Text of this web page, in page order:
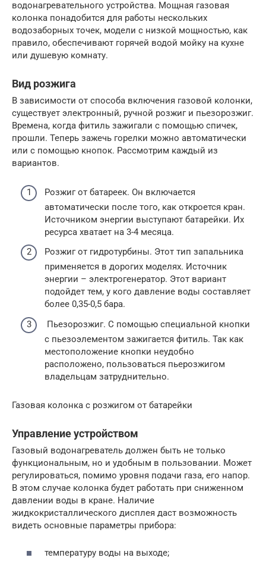
водонагревательного устройства. Мощная газовая
колонка понадобится для работы нескольких
водозаборных точек, модели с низкой мощностью, как
правило, обеспечивают горячей водой мойку на кухне
или душевую комнату.
Вид розжига
В зависимости от способа включения газовой колонки,
существует электронный, ручной розжиг и пьезорозжиг.
Времена, когда фитиль зажигали с помощью спичек,
прошли. Теперь зажечь горелки можно автоматически
или с помощью кнопок. Рассмотрим каждый из
вариантов.
Розжиг от батареек. Он включается
автоматически после того, как откроется кран.
Источником энергии выступают батарейки. Их
ресурса хватает на 3-4 месяца.
Розжиг от гидротурбины. Этот тип запальника
применяется в дорогих моделях. Источник
энергии – электрогенератор. Этот вариант
подойдет тем, у кого давление воды составляет
более 0,35-0,5 бара.
Пьезорозжиг. С помощью специальной кнопки
с пьезоэлементом зажигается фитиль. Так как
местоположение кнопки неудобно
расположено, пользоваться пьерозжигом
владельцам затруднительно.
Газовая колонка с розжигом от батарейки
Управление устройством
Газовый водонагреватель должен быть не только
функциональным, но и удобным в пользовании. Может
регулироваться, помимо уровня подачи газа, его напор.
В этом случае колонка будет работать при сниженном
давлении воды в кране. Наличие
жидкокристаллического дисплея даст возможность
видеть основные параметры прибора:
температуру воды на выходе;